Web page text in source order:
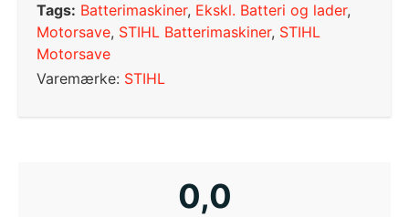
Tags: Batterimaskiner, Ekskl. Batteri og lader,
Motorsave, STIHL Batterimaskiner, STIHL
Motorsave
Varemærke: STIHL
0,0